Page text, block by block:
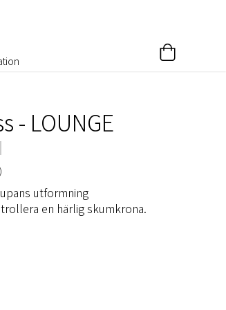
- LOUNGE
utformning
en härlig skumkrona.